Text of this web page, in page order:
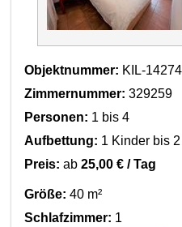
Objektnummer: KIL-
Zimmernummer: 329259
Personen: 1 bis 4
Aufbettung: 1 Kinder bis 2
Preis: ab25,00 € / Tag
Größe: 40 m²
Schlafzimmer: 1